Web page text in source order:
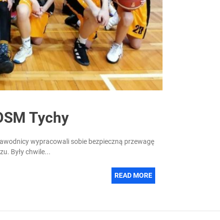
Tychy
wypracowali sobie bezpieczną przewagę
Były chwile...
READ MORE